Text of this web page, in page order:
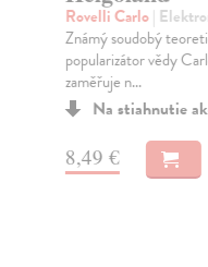
Rovelli Carlo|
Známý soudobý
popularizátor vědy
zaměřuje n...
Na stiahnutie
8,49 €